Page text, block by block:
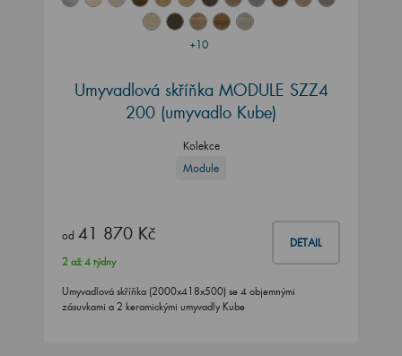
+10
Umyvadlová skříňka MODULE SZZ4
200 (umyvadlo Kube)
Kolekce
Module
od 41 870 Kč DETAIL
2 až 4 týdny
Umyvadlová skříňka (2000x418x500) se 4 objemnými
zásuvkami a 2 keramickými umyvadly Kube